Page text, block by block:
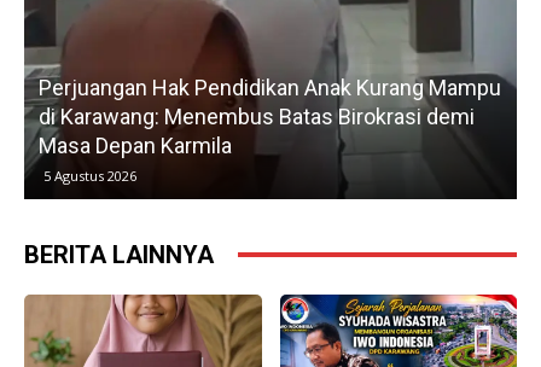
Perjuangan Hak Pendidikan Anak Kurang Mampu
di Karawang: Menembus Batas Birokrasi demi
Masa Depan Karmila
5 Agustus 2026
BERITA LAINNYA